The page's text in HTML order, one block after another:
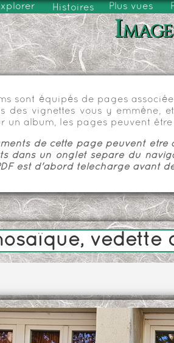
Histoires Plus vues
sont équipés de pages
des vignettes vous y
un album, les pages peuvent
de cette page peuvent
dans un onglet séparé du
est d'abord téléchargé avant
vedette